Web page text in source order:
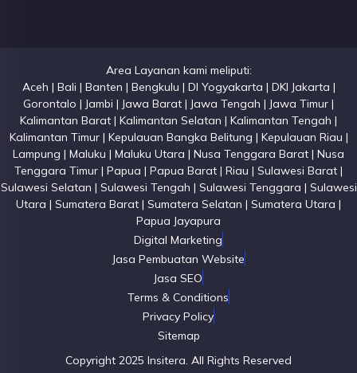
Area Layanan kami meliputi:
Aceh | Bali | Banten | Bengkulu | DI Yogyakarta | DKI Jakarta |
Gorontalo | Jambi | Jawa Barat | Jawa Tengah | Jawa Timur |
Kalimantan Barat | Kalimantan Selatan | Kalimantan Tengah |
Kalimantan Timur | Kepulauan Bangka Belitung | Kepulauan Riau |
Lampung | Maluku | Maluku Utara | Nusa Tenggara Barat | Nusa
Tenggara Timur | Papua | Papua Barat | Riau | Sulawesi Barat |
Sulawesi Selatan | Sulawesi Tengah | Sulawesi Tenggara | Sulawesi
Utara | Sumatera Barat | Sumatera Selatan | Sumatera Utara |
Papua Jayapura
Digital Marketing
Jasa Pembuatan Website
Jasa SEO
Terms & Conditions
Privacy Policy
Sitemap
Copyright 2025 Insitera. All Rights Reserved